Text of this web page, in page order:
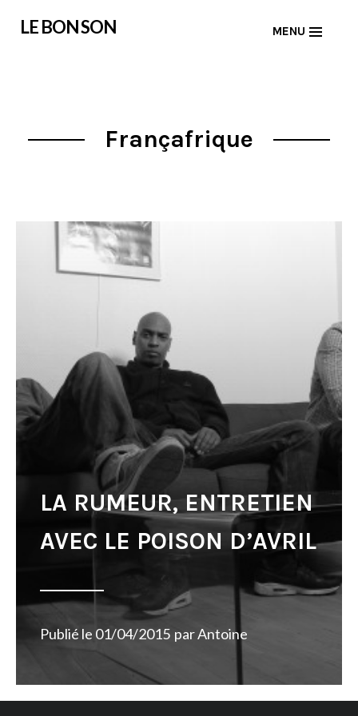
LE BON SON MENU
Françafrique
LA RUMEUR, ENTRETIEN
AVEC LE POISON D’AVRIL
Publié le 01/04/2015 parAntoine